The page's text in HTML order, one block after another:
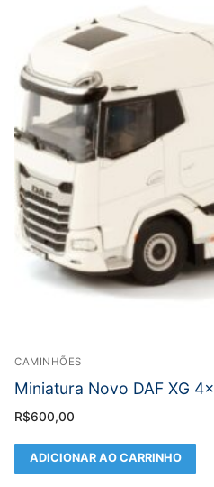
CAMINHÕES
Miniatura Novo DAF XG
R$600,00
ADICIONAR AO CARRINHO